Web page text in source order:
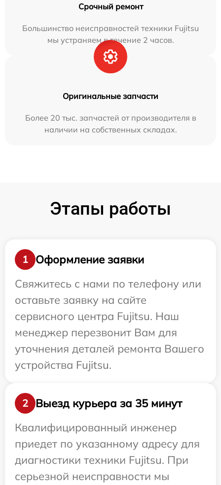
Срочный ремонт
Большинство неисправностей техники Fujitsu
мы устраняем в течение 2 часов.
Оригинальные запчасти
Более 20 тыс. запчастей от производителя в
наличии на собственных складах.
Этапы работы
1
Оформление заявки
Свяжитесь с нами по телефону или
оставьте заявку на сайте
сервисного центра Fujitsu. Наш
менеджер перезвонит Вам для
уточнения деталей ремонта Вашего
устройства Fujitsu.
2
Выезд курьера за 35 минут
Квалифицированный инженер
приедет по указанному адресу для
диагностики техники Fujitsu. При
серьезной неисправности мы